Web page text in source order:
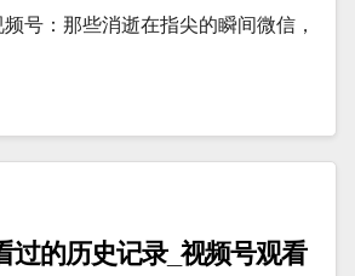
号：那些消逝在指尖的瞬间微信，
过的历史记录_视频号观看